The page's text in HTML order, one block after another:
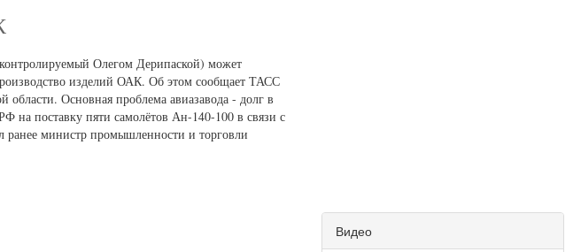
Олегом Дерипаской) может
изделий ОАК. Об этом сообщает ТАСС
Основная проблема авиазавода - долг в
на поставку пяти самолётов Ан-140-100 в связи с
ранее министр промышленности и торговли
Видео